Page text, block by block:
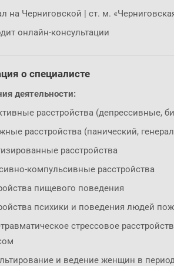
на Черниговской | ст. м.
онлайн-консультации
о специалисте
деятельности:
расстройства (депрессивные,
расстройства (панический,
расстройства
компульсивные расстройства
пищевого поведения
психики и поведения людей
стрессовое
и ведение женщин в